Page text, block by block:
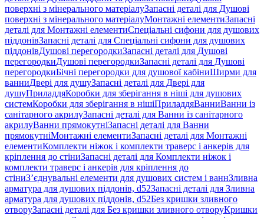
поверхні з мінерального матеріалуЗапасні деталі для Душові
поверхні з мінерального матеріалуМонтажні елементиЗапасні
деталі для Монтажні елементиСпеціальні сифони для душових
піддонівЗапасні деталі для Спеціальні сифони для душових
піддонівДушові перегородкиЗапасні деталі для Душові
перегородкиДушові перегородкиЗапасні деталі для Душові
перегородкиБічні перегородки для душової кабіниШирми для
ванниДвері для душуЗапасні деталі для Двері для
душуПриладдяКоробки для зберігання в ніші для душових
системКоробки для зберігання в нішіПриладдяВанниВанни із
санітарного акрилуЗапасні деталі для Ванни із санітарного
акрилуВанни прямокутніЗапасні деталі для Ванни
прямокутніМонтажні елементиЗапасні деталі для Монтажні
елементиКомплекти ніжок і комплекти траверс і анкерів для
кріплення до стіниЗапасні деталі для Комплекти ніжок і
комплекти траверс і анкерів для кріплення до
стіниЗ’єднувальні елементи для душових систем і ваннЗливна
арматура для душових піддонів, d52Запасні деталі для Зливна
арматура для душових піддонів, d52Без кришки зливного
отворуЗапасні деталі для Без кришки зливного отворуКришки